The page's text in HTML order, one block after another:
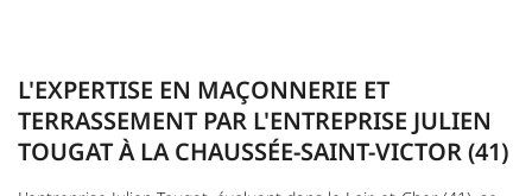
L'EXPERTISE EN MAÇONNERIE ET
TERRASSEMENT PAR L'ENTREPRISE JULIEN
TOUGAT À LA CHAUSSÉE-SAINT-VICTOR (41)